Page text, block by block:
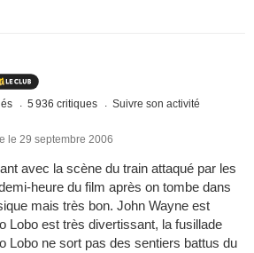
5 936 critiques Suivre son activité
le 29 septembre 2006
avec la scène du train attaqué par les
heure du film après on tombe dans
mais très bon. John Wayne est
Lobo est très divertissant, la fusillade
Lobo ne sort pas des sentiers battus du